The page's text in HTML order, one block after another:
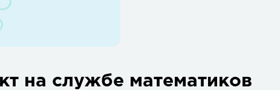
на службе математиков